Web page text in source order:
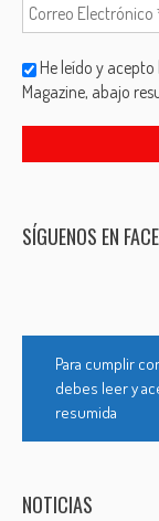
He leído y
Magazine, abajo
SÍGUENOS EN
Para cumplir
debes leer y
resumida
NOTICIAS